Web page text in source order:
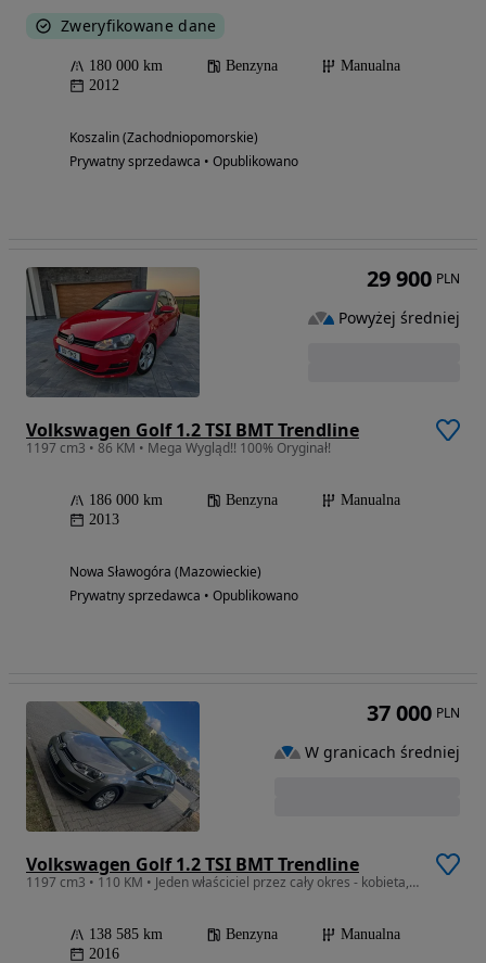
Zweryfikowane dane
180 000 km Benzyna
Manualna
2012
Koszalin (Zachodniopomorskie)
Prywatny sprzedawca • Opublikowano
Volkswagen Golf 1.2 TSI BMT Trendline
1197 cm3 • 86 KM • Mega Wygląd!! 100% Oryginał!
186 000 km Benzyna
Manualna
2013
Nowa Sławogóra (Mazowieckie)
Prywatny sprzedawca • Opublikowano
29 900 PLN
Powyżej średniej
Volkswagen Golf 1.2 TSI BMT Trendline
1197 cm3 • 110 KM • Jeden właściciel przez cały okres - kobieta, niepaląca
138 585 km Benzyna
Manualna
2016
37 000 PLN
W granicach średniej